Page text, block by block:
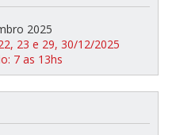
2025
23 e 29, 30/12/2025
7 as 13hs